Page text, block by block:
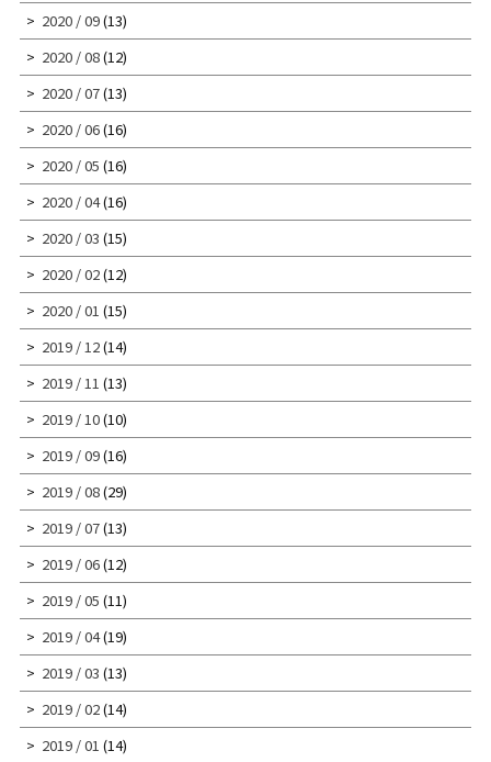
2020 / 09(13)
2020 / 08(12)
2020 / 07(13)
2020 / 06(16)
2020 / 05 (16)
2020 / 04(16)
2020 / 03 (15)
2020 / 02(12)
2020 / 01 (15)
2019 / 12(14)
2019 / 11 (13)
2019 / 10(10)
2019 / 09(16)
2019 / 08(29)
2019 / 07(13)
2019 / 06(12)
2019 / 05 (11)
2019 / 04(19)
2019 / 03 (13)
2019 / 02(14)
2019 / 01 (14)